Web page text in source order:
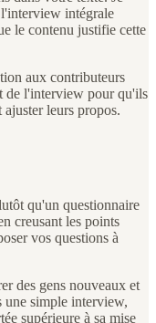
intégrale
le contenu justifie cette
aux contributeurs
de l'interview pour qu'ils
ajuster leurs propos.
qu'un questionnaire
creusant les points
vos questions à
des gens nouveaux et
une simple interview,
supérieure à sa mise